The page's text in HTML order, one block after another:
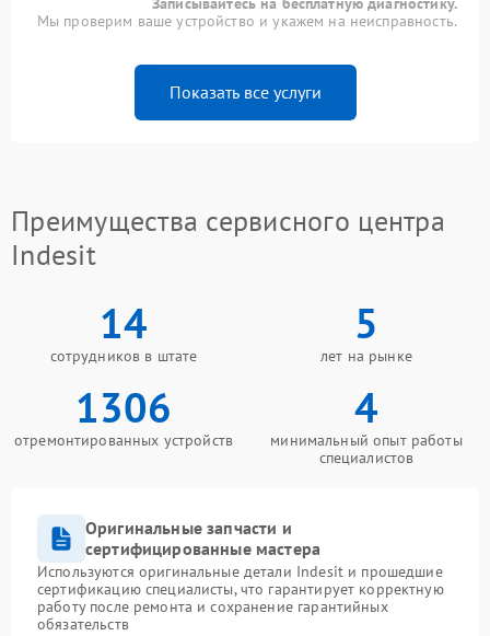
Мы проверим ваше устройство и укажем на неисправность.
Показать все услуги
Преимущества сервисного центра
Indesit
14
сотрудников в штате
5
лет на рынке
1306
отремонтированных устройств
4
минимальный опыт работы
специалистов
Оригинальные запчасти и
сертифицированные мастера
Используются оригинальные детали Indesit и прошедшие
сертификацию специалисты, что гарантирует корректную
работу после ремонта и сохранение гарантийных
обязательств